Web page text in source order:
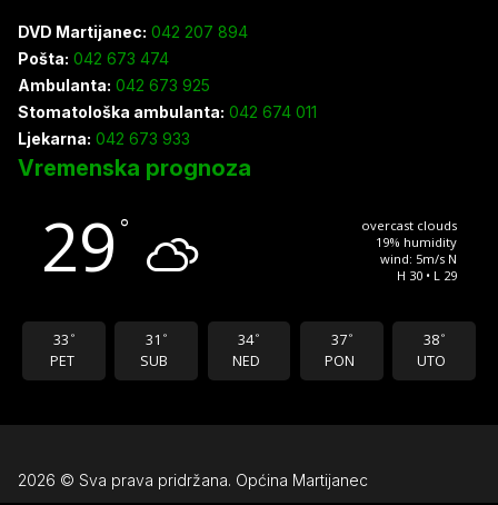
DVD Martijanec: 042 207 894
Pošta: 042 673 474
Ambulanta: 042 673 925
Stomatološka ambulanta: 042 674 011
Ljekarna: 042 673 933
Vremenska prognoza
29 °
overcast clouds
19% humidity
wind: 5m/s N
H 30 • L 29
33 °
PET
31 °
SUB
34 °
NED
37 °
PON
38 °
UTO
2026 © Sva prava pridržana. Općina Martijanec